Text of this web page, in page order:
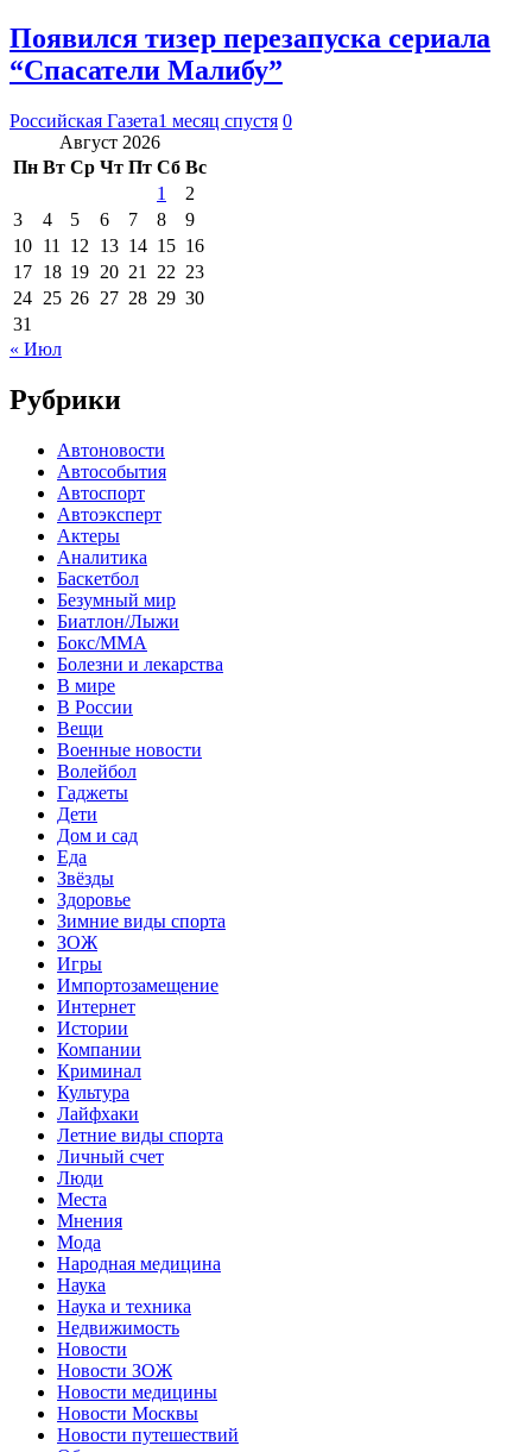
Появился тизер перезапуска сериала
“Спасатели Малибу”
Российская Газета1 месяц спустя 0
Август 2026
Пн Вт Ср Чт Пт Сб Вс
1
2
3
4 5 6 7 8
9
10 11 12 13 14 15 16
17 18 19 20 21 22 23
24 25 26 27 28 29 30
31
« Июл
Рубрики
Автоновости
Автособытия
Автоспорт
Автоэксперт
Актеры
Аналитика
Баскетбол
Безумный мир
Биатлон/Лыжи
Бокс/MMA
Болезни и лекарства
В мире
В России
Вещи
Военные новости
Волейбол
Гаджеты
Дети
Дом и сад
Еда
Звёзды
Здоровье
Зимние виды спорта
ЗОЖ
Игры
Импортозамещение
Интернет
Истории
Компании
Криминал
Культура
Лайфхаки
Летние виды спорта
Личный счет
Люди
Места
Мнения
Мода
Народная медицина
Наука
Наука и техника
Недвижимость
Новости
Новости ЗОЖ
Новости медицины
Новости Москвы
Новости путешествий